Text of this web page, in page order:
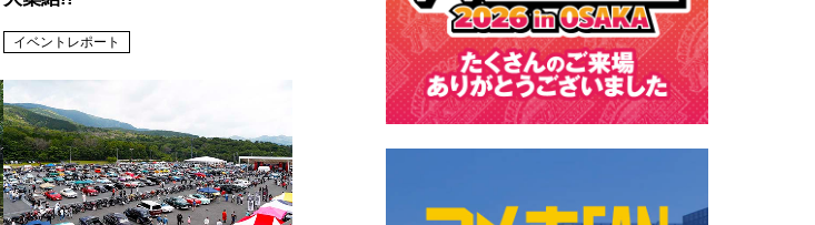
イベントレポート